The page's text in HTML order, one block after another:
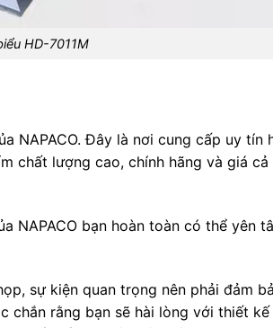
HD-7011M
NAPACO. Đây là nơi cung cấp uy tín
chất lượng cao, chính hãng và giá cả
NAPACO bạn hoàn toàn có thể yên
sự kiện quan trọng nên phải đảm
chắn rằng bạn sẽ hài lòng với thiết kế